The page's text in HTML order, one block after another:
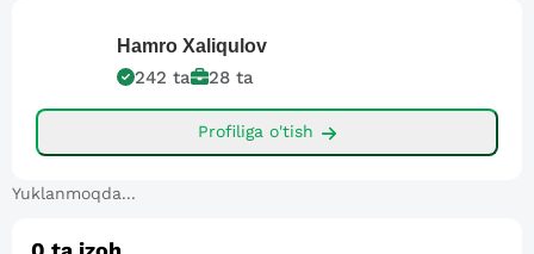
Hamro Xaliqulov
242 ta 28 ta
Profiliga o'tish
Yuklanmoqda...